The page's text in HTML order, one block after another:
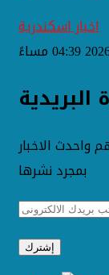
اخبار اسكندرية
البريدية
واحدث الاخبار
بمجرد نشرها